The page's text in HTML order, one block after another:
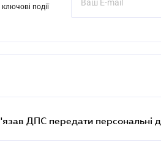
події
ДПС передати персональні